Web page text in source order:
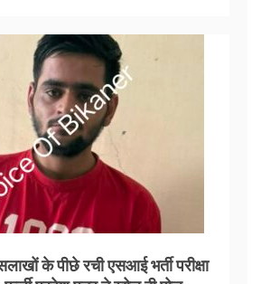
के पीछे रची एसआई भर्ती परीक्षा